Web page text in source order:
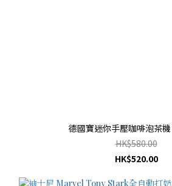
HK$580.00
HK$520.00